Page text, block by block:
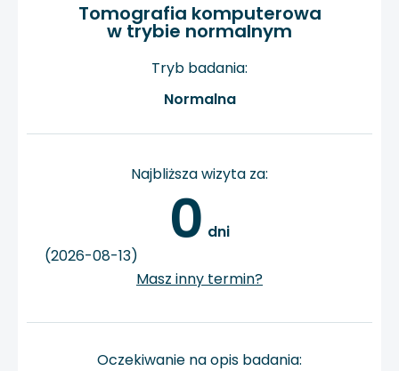
Tomografia komputerowa
w trybie normalnym
Tryb badania:
Normalna
Najbliższa wizyta za:
0 dni
(2026-08-13)
Masz inny termin?
Oczekiwanie na opis badania: